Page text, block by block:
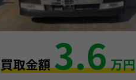
買取金額3.6 万円